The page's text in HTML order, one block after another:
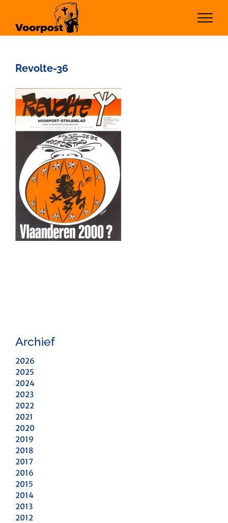
inhoud
Revolte-36
Archief
2026
2025
2024
2023
2022
2021
2020
2019
2018
2017
2016
2015
2014
2013
2012